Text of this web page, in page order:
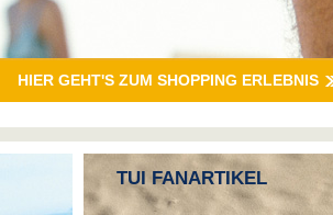
HIER GEHT'S ZUM SHOPPING ERLEBNIS
TUI FANARTIKEL